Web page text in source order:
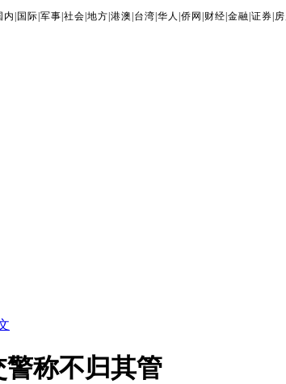
内 国际 军事 社会 地方 港澳 台湾 华人 侨网 财经 金融 证券
称不归其管